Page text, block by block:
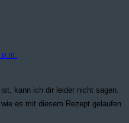
p.m.
kann ich dir leider nicht sagen.
es mit diesem Rezept gelaufen